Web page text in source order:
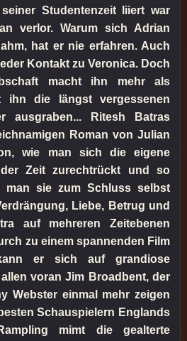
Studentenzeit liiert war
verlor. Warum sich Adrian
hat er nie erfahren. Auch
Kontakt zu Veronica. Doch
macht ihn mehr als
ihn die längst vergessenen
ausgraben... Ritesh Batras
Roman von Julian
wie man sich die eigene
Zeit zurechtrückt und so
man sie zum Schluss selbst
Liebe, Betrug und
auf mehreren Zeitebenen
zu einem spannenden Film
er sich auf grandiose
voran Jim Broadbent, der
Webster einmal mehr zeigen
Schauspielern Englands
mimt die gealterte